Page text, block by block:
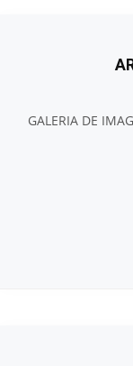
GALERIA DE